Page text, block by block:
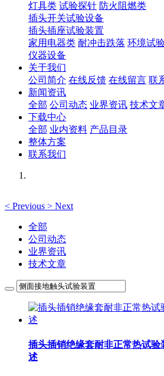
灯具类 试验探针 防火阻燃类
插头开关试验设备
插头插座试验装置
家用电器类 耐冲击跌落 环境试
仪器设备
关于我们
公司简介 在线反馈 在线留言 联
新闻资讯
全部 公司动态 业界资讯 技术文
下载中心
全部 业内资料 产品目录
整体方案
联系我们
< Previous > Next
全部
公司动态
业界资讯
技术文章
插头插销绝缘套耐非正常热试验
述